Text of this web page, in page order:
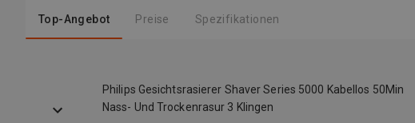
Top-Angebot Preise Spezifikationen
Philips Gesichtsrasierer Shaver Series 5000 Kabellos 50Min
Nass- Und Trockenrasur 3 Klingen